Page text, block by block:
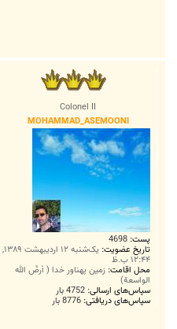
Colonel II
MOHAMMAD_ASEMOONI
پست: 4698
تاریخ عضویت: یک‌شنبه ۱۲ اردیبهشت ۱۳۸۹,
۱۲:۴۴ ب.ظ
محل اقامت: زمین پهناور خدا ( أرضُ الله
الواسعة)
سپاس‌های ارسالی: 4752 بار
سپاس‌های دریافتی: 8776 بار